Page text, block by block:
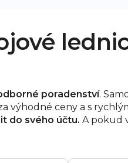
poradenství.
výhodné ceny a s
do svého účtu. A pokud